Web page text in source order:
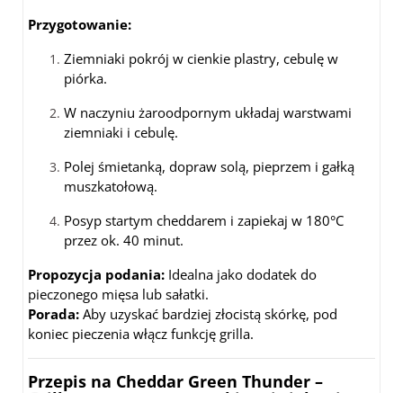
Przygotowanie:
Ziemniaki pokrój w cienkie plastry, cebulę w
piórka.
W naczyniu żaroodpornym układaj warstwami
ziemniaki i cebulę.
Polej śmietanką, dopraw solą, pieprzem i gałką
muszkatołową.
Posyp startym cheddarem i zapiekaj w 180°C
przez ok. 40 minut.
Propozycja podania: Idealna jako dodatek do
pieczonego mięsa lub sałatki.
Porada: Aby uzyskać bardziej złocistą skórkę, pod
koniec pieczenia włącz funkcję grilla.
Przepis na Cheddar Green Thunder –